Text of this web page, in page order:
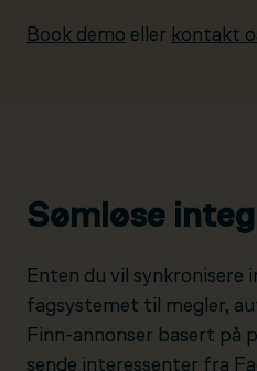
Book demo eller kontakt
Sømløse
Enten du vil synkronisere
fagsystemet til megler,
Finn-annonser basert på
sende interessenter fra